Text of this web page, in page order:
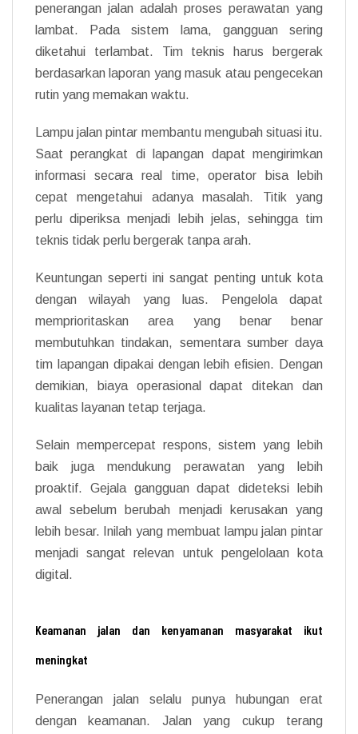
penerangan jalan adalah proses perawatan yang
lambat. Pada sistem lama, gangguan sering
diketahui terlambat. Tim teknis harus bergerak
berdasarkan laporan yang masuk atau pengecekan
rutin yang memakan waktu.
Lampu jalan pintar membantu mengubah situasi itu.
Saat perangkat di lapangan dapat mengirimkan
informasi secara real time, operator bisa lebih
cepat mengetahui adanya masalah. Titik yang
perlu diperiksa menjadi lebih jelas, sehingga tim
teknis tidak perlu bergerak tanpa arah.
Keuntungan seperti ini sangat penting untuk kota
dengan wilayah yang luas. Pengelola dapat
memprioritaskan area yang benar benar
membutuhkan tindakan, sementara sumber daya
tim lapangan dipakai dengan lebih efisien. Dengan
demikian, biaya operasional dapat ditekan dan
kualitas layanan tetap terjaga.
Selain mempercepat respons, sistem yang lebih
baik juga mendukung perawatan yang lebih
proaktif. Gejala gangguan dapat dideteksi lebih
awal sebelum berubah menjadi kerusakan yang
lebih besar. Inilah yang membuat lampu jalan pintar
menjadi sangat relevan untuk pengelolaan kota
digital.
Keamanan jalan dan kenyamanan masyarakat ikut
meningkat
Penerangan jalan selalu punya hubungan erat
dengan keamanan. Jalan yang cukup terang